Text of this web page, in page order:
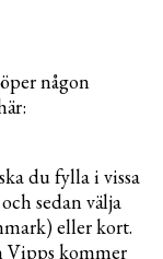
någon
du fylla i vissa
sedan välja
eller kort.
Vipps kommer